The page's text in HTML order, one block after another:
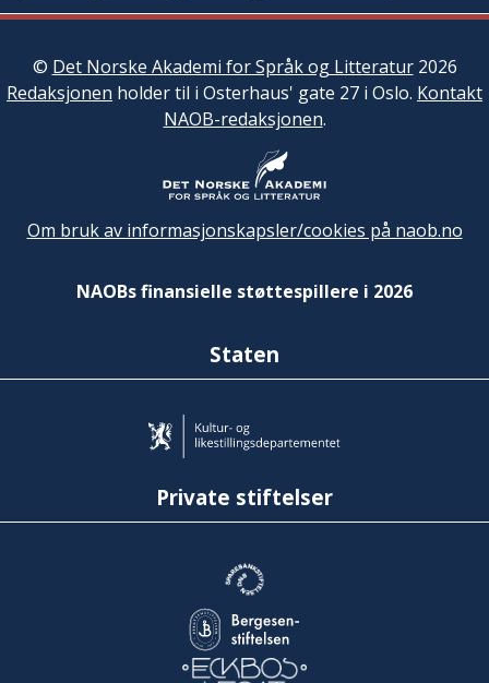
© Det Norske Akademi for Språk og Litteratur2026
Redaksjonen holder til i Osterhaus' gate 27 i Oslo. Kontakt
NAOB-redaksjonen.
Om bruk av informasjonskapsler/cookies på naob.no
NAOBs finansielle støttespillere i 2026
Staten
Private stiftelser